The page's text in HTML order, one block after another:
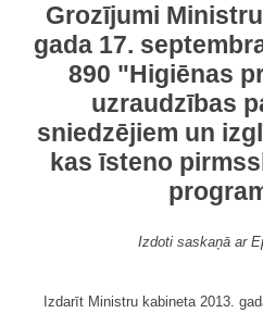
Grozījumi
gada 17.
890 "Higiēnas
uzraudzības
sniedzējiem un
kas īsteno
Izdoti saskaņā ar
Izdarīt Ministru kabineta 2013.